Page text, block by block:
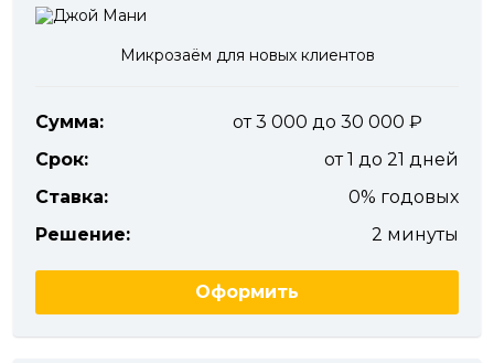
Микрозаём для новых клиентов
Сумма:
от 3 000 до 30 000
Срок:
от 1 до 21 дней
Ставка:
0% годовых
Решение:
2 минуты
Оформить